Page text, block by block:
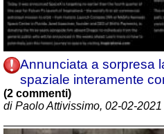
Annunciata a sorpresa
spaziale interamente
(2 commenti)
di Paolo Attivissimo, 02-02-2021